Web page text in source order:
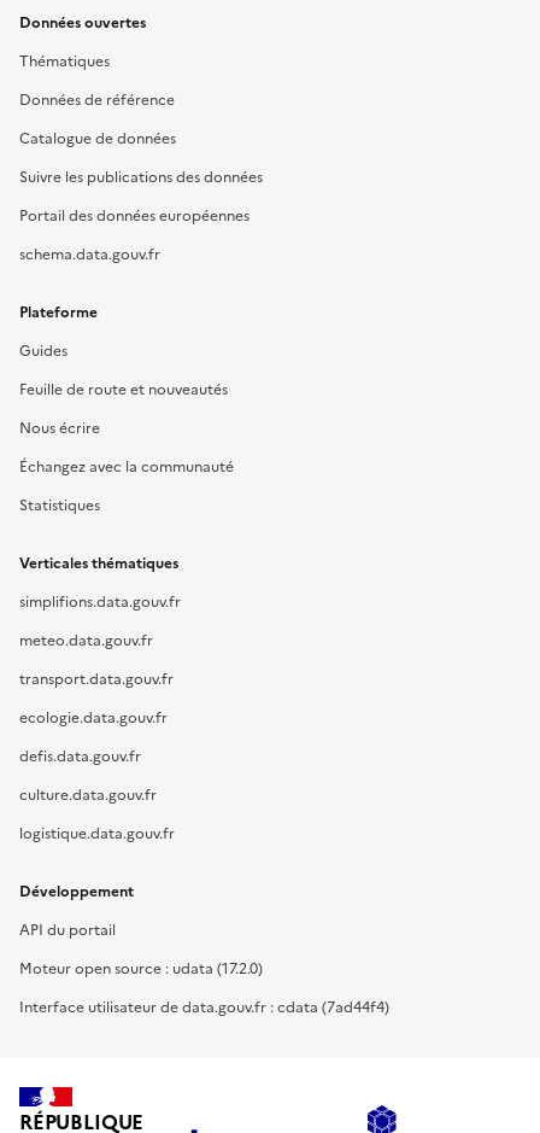
Données ouvertes
Thématiques
Données de référence
Catalogue de données
Suivre les publications des données
Portail des données européennes
schema.data.gouv.fr
Plateforme
Guides
Feuille de route et nouveautés
Nous écrire
Échangez avec la communauté
Statistiques
Verticales thématiques
simplifions.data.gouv.fr
meteo.data.gouv.fr
transport.data.gouv.fr
ecologie.data.gouv.fr
defis.data.gouv.fr
culture.data.gouv.fr
logistique.data.gouv.fr
Développement
API du portail
Moteur open source : udata (17.2.0)
Interface utilisateur de data.gouv.fr : cdata (7ad44f4)
RÉPUBLIQUE